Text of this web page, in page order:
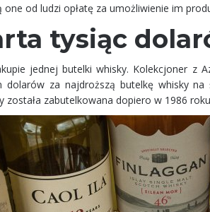
one od ludzi opłatę za umożliwienie im
tysiąc
jednej butelki whisky. Kolekcjoner z
dolarów za najdroższą butelkę whisky
została zabutelkowana dopiero w 1986